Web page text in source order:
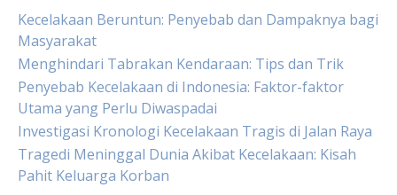
Kecelakaan Beruntun: Penyebab dan Dampaknya bagi
Masyarakat
Menghindari Tabrakan Kendaraan: Tips dan Trik
Penyebab Kecelakaan di Indonesia: Faktor-faktor
Utama yang Perlu Diwaspadai
Investigasi Kronologi Kecelakaan Tragis di Jalan Raya
Tragedi Meninggal Dunia Akibat Kecelakaan: Kisah
Pahit Keluarga Korban